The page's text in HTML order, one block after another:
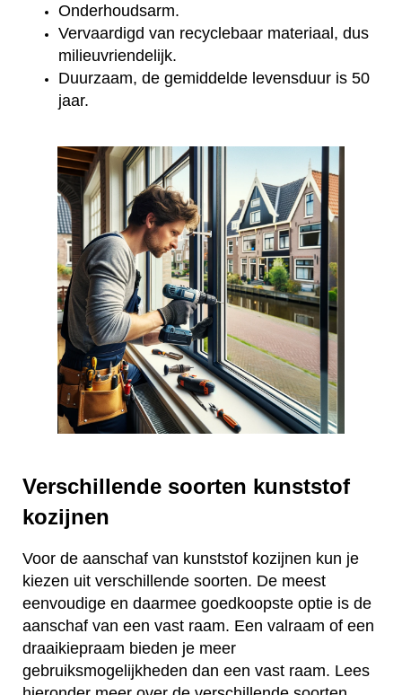
Onderhoudsarm.
Vervaardigd van recyclebaar materiaal, dus
milieuvriendelijk.
Duurzaam, de gemiddelde levensduur is 50
jaar.
Verschillende soorten kunststof
kozijnen
Voor de aanschaf van kunststof kozijnen kun je
kiezen uit verschillende soorten. De meest
eenvoudige en daarmee goedkoopste optie is de
aanschaf van een vast raam. Een valraam of een
draaikiepraam bieden je meer
gebruiksmogelijkheden dan een vast raam. Lees